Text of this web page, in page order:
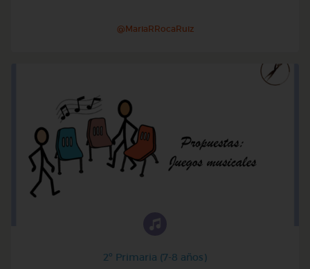
@MariaRRocaRuiz
2º Primaria (7-8 años)